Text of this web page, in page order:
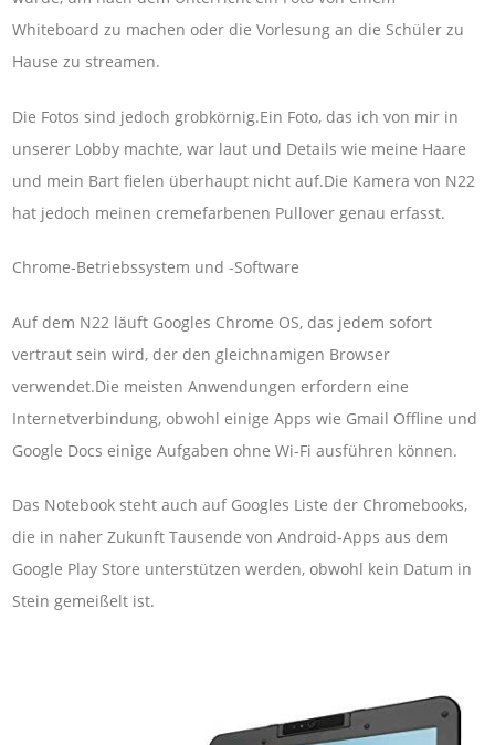
Whiteboard zu machen oder die Vorlesung an die Schüler zu
Hause zu streamen.
Die Fotos sind jedoch grobkörnig.Ein Foto, das ich von mir in
unserer Lobby machte, war laut und Details wie meine Haare
und mein Bart fielen überhaupt nicht auf.Die Kamera von N22
hat jedoch meinen cremefarbenen Pullover genau erfasst.
Chrome-Betriebssystem und -Software
Auf dem N22 läuft Googles Chrome OS, das jedem sofort
vertraut sein wird, der den gleichnamigen Browser
verwendet.Die meisten Anwendungen erfordern eine
Internetverbindung, obwohl einige Apps wie Gmail Offline und
Google Docs einige Aufgaben ohne Wi-Fi ausführen können.
Das Notebook steht auch auf Googles Liste der Chromebooks,
die in naher Zukunft Tausende von Android-Apps aus dem
Google Play Store unterstützen werden, obwohl kein Datum in
Stein gemeißelt ist.